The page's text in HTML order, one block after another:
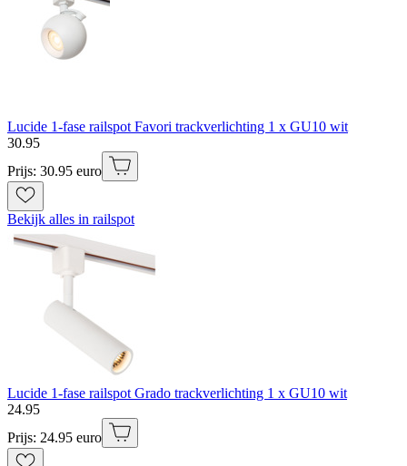
Lucide 1-fase railspot Favori trackverlichting 1 x GU10 wit
30.95
Prijs: 30.95 euro
Bekijk alles in railspot
Lucide 1-fase railspot Grado trackverlichting 1 x GU10 wit
24.95
Prijs: 24.95 euro